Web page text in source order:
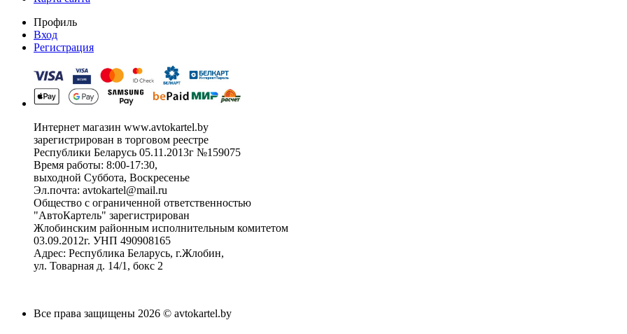
Профиль
Вход
Регистрация
Интернет магазин www.avtokartel.by
зарегистрирован в торговом реестре
Республики Беларусь 05.11.2013г №159075
Время работы: 8:00-17:30,
выходной Суббота, Воскресенье
Эл.почта: avtokartel@mail.ru
Общество с ограниченной ответственностью
"АвтоКартель" зарегистрирован
Жлобинским районным исполнительным комитетом
03.09.2012г. УНП 490908165
Адрес: Республика Беларусь, г.Жлобин,
ул. Товарная д. 14/1, бокс 2
Все права защищены 2026 © avtokartel.by